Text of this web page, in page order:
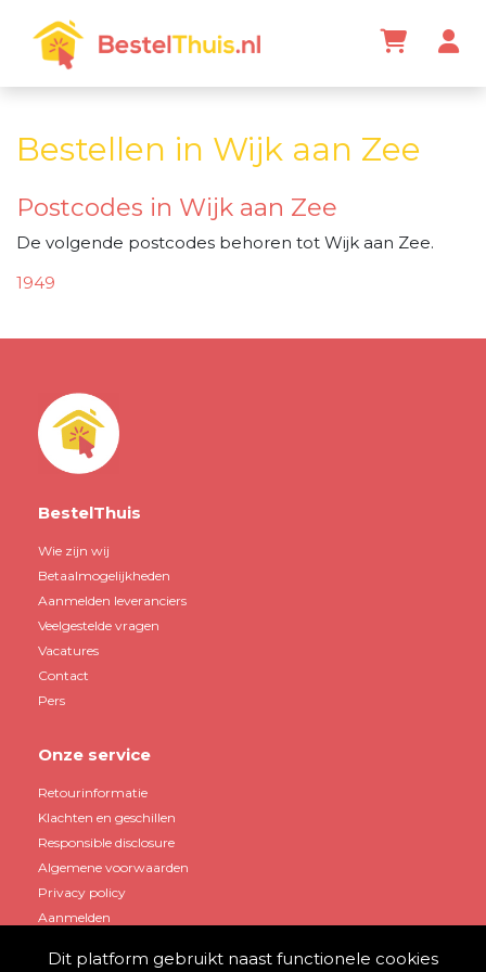
Bestellen in Wijk aan Zee
Postcodes in Wijk aan Zee
De volgende postcodes behoren tot Wijk aan Zee.
1949
BestelThuis
Wie zijn wij
Betaalmogelijkheden
Aanmelden leveranciers
Veelgestelde vragen
Vacatures
Contact
Pers
Onze service
Retourinformatie
Klachten en geschillen
Responsible disclosure
Algemene voorwaarden
Privacy policy
Aanmelden
Dit platform gebruikt naast functionele cookies